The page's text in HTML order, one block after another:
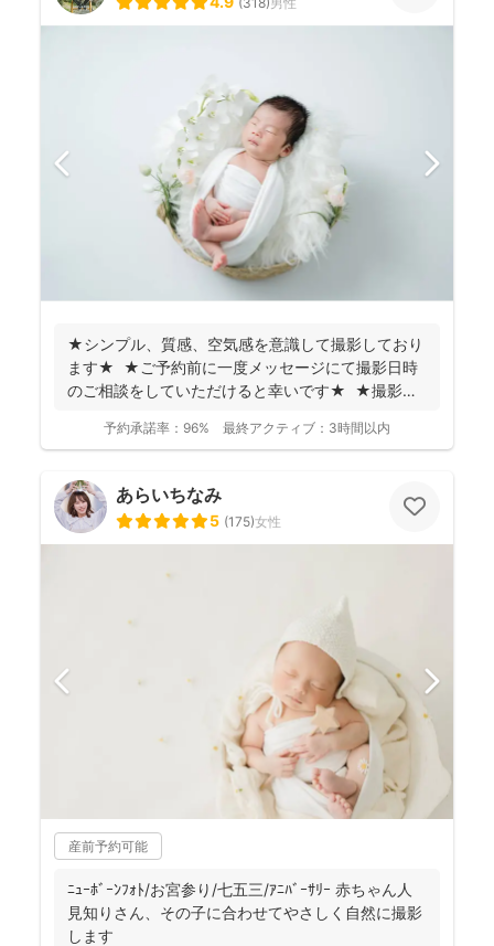
★シンプル、質感、空気感を意識して撮影しており
ます★ ★ご予約前に一度メッセージにて撮影日時
のご相談をしていただけると幸いです★ ★撮影に
予約承諾率： 96% 最終アクティブ： 3時間以内
あらいちなみ
5 (175)女性
産前予約可能
ﾆｭｰﾎﾞｰﾝﾌｫﾄ/お宮参り/七五三/ｱﾆﾊﾞｰｻﾘｰ 赤ちゃん人
見知りさん、その子に合わせてやさしく自然に撮影
します